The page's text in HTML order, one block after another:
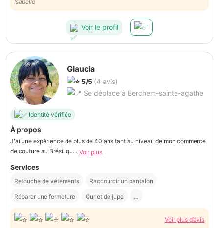
Isabelle
Voir le profil
Glaucia
5/5 (4 avis)
Se déplace à Berchem-sainte-agathe
Identité vérifiée
À propos
J'ai une expérience de plus de 40 ans tant au niveau de mon commerce
de couture au Brésil qu... Voir plus
Services
Retouche de vêtements Raccourcir un pantalon
Réparer une fermeture Ourlet de jupe ...
Voir plus d’avis